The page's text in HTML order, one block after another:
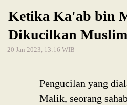
Ketika Ka'ab bin
Dikucilkan
20 Jan 2023, 13:16 WIB
Pengucilan yang
Malik, seorang